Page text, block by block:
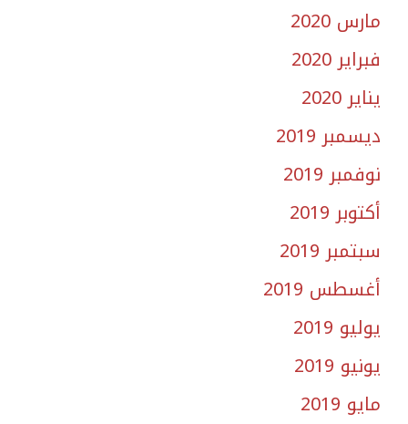
مارس 2020
فبراير 2020
يناير 2020
ديسمبر 2019
نوفمبر 2019
أكتوبر 2019
سبتمبر 2019
أغسطس 2019
يوليو 2019
يونيو 2019
مايو 2019